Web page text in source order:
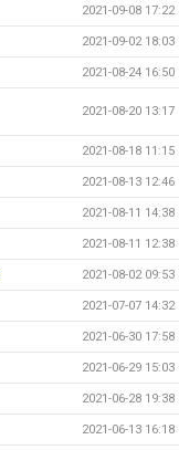
2021-09-08 17:22
2021-09-02 18:03
2021-08-24 16:50
2021-08-20 13:17
2021-08-18 11:15
2021-08-13 12:46
2021-08-11 14:38
2021-08-11 12:38
2021-08-02 09:53
2021-07-07 14:32
2021-06-30 17:58
2021-06-29 15:03
2021-06-28 19:38
2021-06-13 16:18